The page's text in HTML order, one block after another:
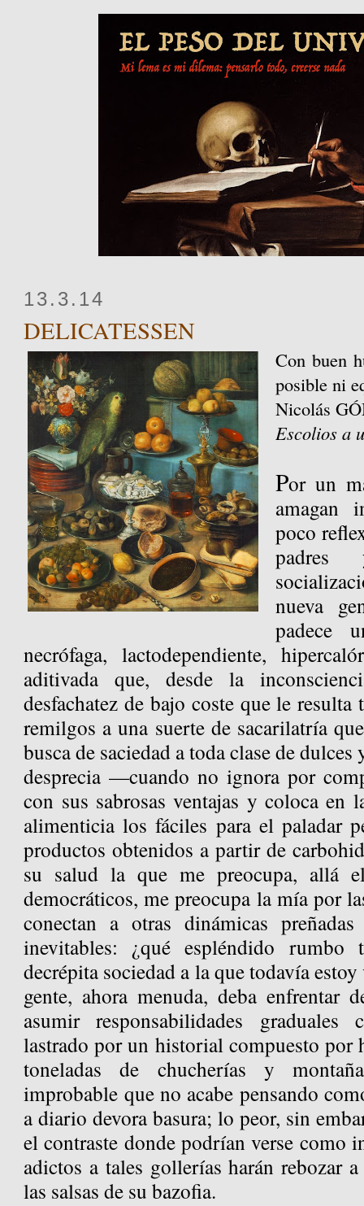
13.3.14
DELICATESSEN
Con buen
posible ni
Nicolás
Escolios a
Por un
amagan
poco
padres
nueva
padece
necrófaga, lactodependiente,
aditivada que, desde la
desfachatez de bajo coste que le resulta
remilgos a una suerte de sacarilatría
busca de saciedad a toda clase de
desprecia —cuando no ignora por
con sus sabrosas ventajas y coloca en
alimenticia los fáciles para el paladar
productos obtenidos a partir de
su salud la que me preocupa, allá
democráticos, me preocupa la mía por
conectan a otras dinámicas
inevitables: ¿qué espléndido
decrépita sociedad a la que todavía
gente, ahora menuda, deba enfrentar
asumir responsabilidades
lastrado por un historial compuesto por
toneladas de chucherías y
improbable que no acabe pensando
a diario devora basura; lo peor, sin
el contraste donde podrían verse como
adictos a tales gollerías harán rebozar
las salsas de su bazofia.